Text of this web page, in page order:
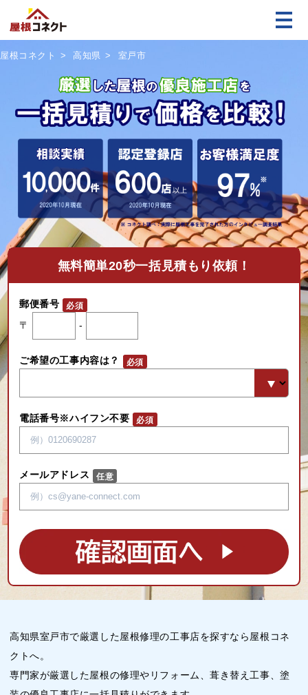
屋根コネクト 高知県 室戸市
無料簡単20秒一括見積もり依頼！
郵便番号
〒
-
ご希望の工事内容は？
電話番号※ハイフン不要
メールアドレス
高知県室戸市で厳選した屋根修理の工事店を探すなら屋根コネ
クトへ。
専門家が厳選した屋根の修理やリフォーム、葺き替え工事、塗